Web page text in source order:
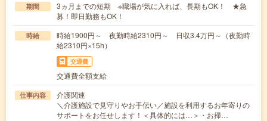
期間
3ヵ月までの短期 ※職場が気に入れば、長期もOK！ ★急
募！即日勤務もOK！
時給
時給1900円～ 夜勤時給2310円～ 日収3.4万円～（夜勤時
給2310円×15h）
交通費
交通費全額支給
仕事内容
介護関連
＼介護施設で見守りやお手伝い／施設を利用するお年寄りの
サポートをお任せします！＜具体的には…＞・お掃…